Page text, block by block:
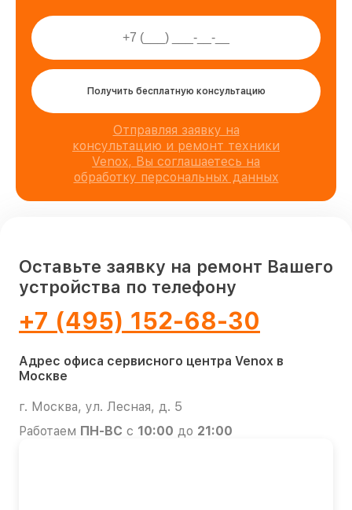
Получить бесплатную консультацию
Отправляя заявку на
консультацию и ремонт техники
Venox, Вы соглашаетесь на
обработку персональных данных
Оставьте заявку на ремонт Вашего
устройства по телефону
+7 (495) 152-68-30
Адрес офиса сервисного центра Venox в
Москве
г. Москва, ул. Лесная, д. 5
Работаем ПН-ВС с 10:00 до 21:00